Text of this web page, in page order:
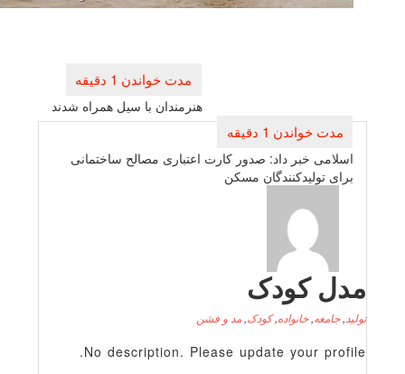
هنرمندان با سیل همراه شدند
خبر داد: صدور كارت اعتباری مصالح ساختمانی
مسكن
کودک
خانواده,کودک,مد و فشن
No description. Please update your